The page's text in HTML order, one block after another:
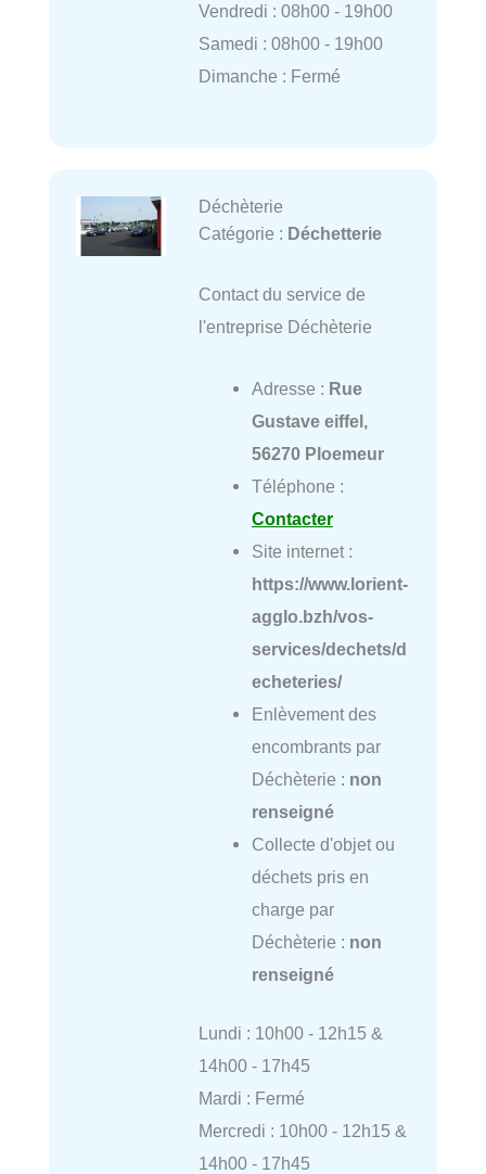
Vendredi : 08h00 - 19h00
Samedi : 08h00 - 19h00
Dimanche : Fermé
Déchèterie
Catégorie : Déchetterie
Contact du service de
l'entreprise Déchèterie
Adresse : Rue
Gustave eiffel,
56270 Ploemeur
Téléphone :
Contacter
Site internet :
https://www.lorient-
agglo.bzh/vos-
services/dechets/d
echeteries/
Enlèvement des
encombrants par
Déchèterie : non
renseigné
Collecte d'objet ou
déchets pris en
charge par
Déchèterie : non
renseigné
Lundi : 10h00 - 12h15 &
14h00 - 17h45
Mardi : Fermé
Mercredi : 10h00 - 12h15 &
14h00 - 17h45